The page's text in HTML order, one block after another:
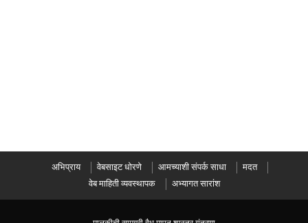
अभिप्राय वेबसाइट धोरणे आमच्याशी संपर्क साधा
मदत
वेब माहिती व्यवस्थापक
अभ्यागत सारांश